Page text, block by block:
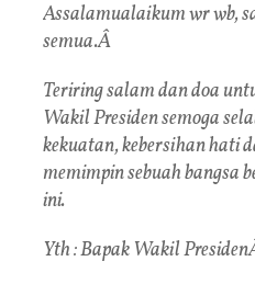
Assalamualaikum wr wb,
semua.Â
Teriring salam dan doa
Wakil Presiden semoga
kekuatan, kebersihan hati
memimpin sebuah bangsa
ini.
Yth : Bapak Wakil